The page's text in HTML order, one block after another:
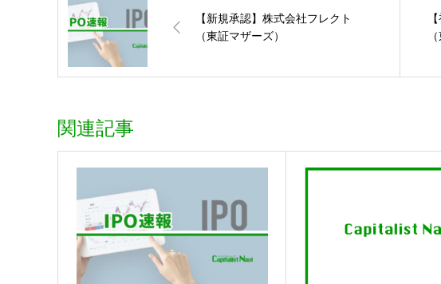
【新規承認】株式会社フレクト
（東証マザーズ）
関連記事